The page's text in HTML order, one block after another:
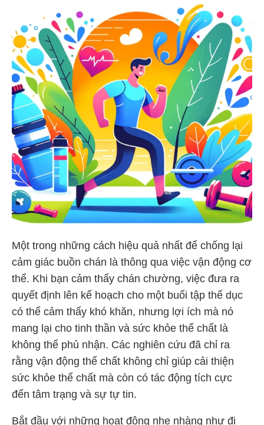
Một trong những cách hiệu quả nhất để chống lại
cảm giác buồn chán là thông qua việc vận động cơ
thể. Khi bạn cảm thấy chán chường, việc đưa ra
quyết định lên kế hoạch cho một buổi tập thể dục
có thể cảm thấy khó khăn, nhưng lợi ích mà nó
mang lại cho tinh thần và sức khỏe thể chất là
không thể phủ nhận. Các nghiên cứu đã chỉ ra
rằng vận động thể chất không chỉ giúp cải thiện
sức khỏe thể chất mà còn có tác động tích cực
đến tâm trạng và sự tự tin.
Bắt đầu với những hoạt động nhẹ nhàng như đi